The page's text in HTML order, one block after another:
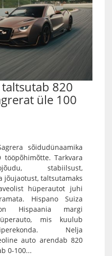
820
üle 100
sõidudünaamika
tööpõhimõtte. Tarkvara
stabiilsust,
taltsutamaks
hüperautot juhi
Hispano Suiza
Hispaania margi
mis kuulub
Nelja
auto arendab 820
0-100...